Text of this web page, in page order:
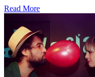
Read More